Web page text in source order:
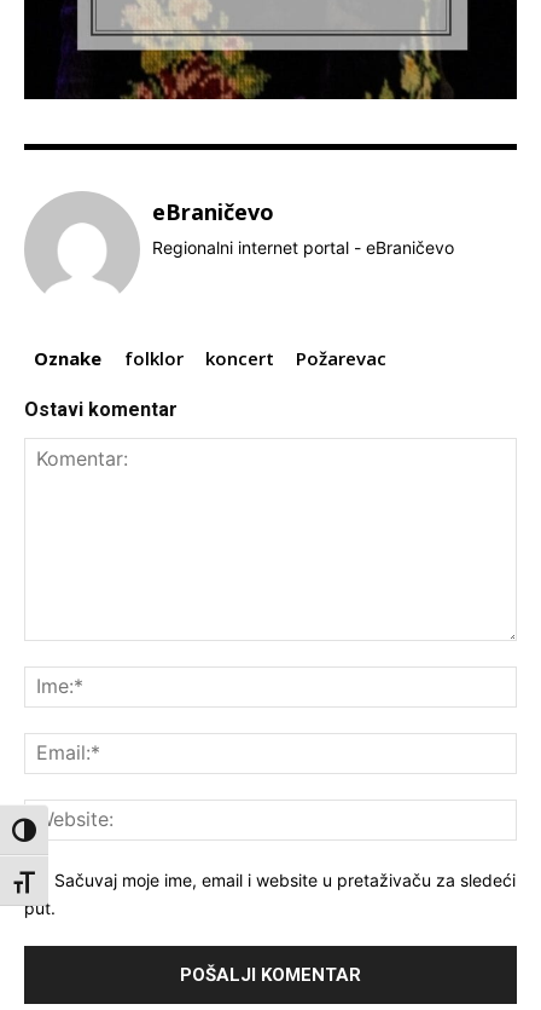
Toggle High Contrast
Toggle Font size
eBraničevo
Regionalni internet portal - eBraničevo
Oznake folklor koncert Požarevac
Ostavi komentar
Sačuvaj moje ime, email i website u pretaživaču za sledeći
put.